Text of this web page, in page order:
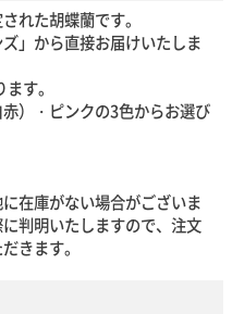
れた胡蝶蘭です。
」から直接お届けいたしま
す。
）・ピンクの3色からお選び
在庫がない場合がございま
判明いたしますので、注文
きます。